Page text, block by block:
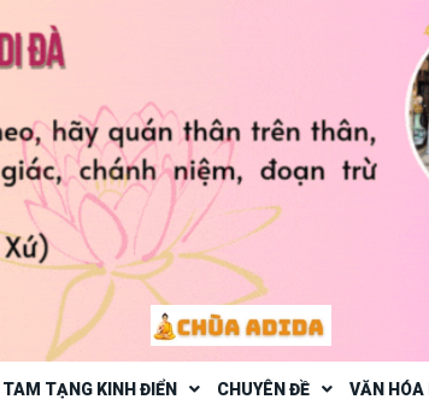
TAM TẠNG KINH ĐIỂN CHUYÊN ĐỀ VĂN